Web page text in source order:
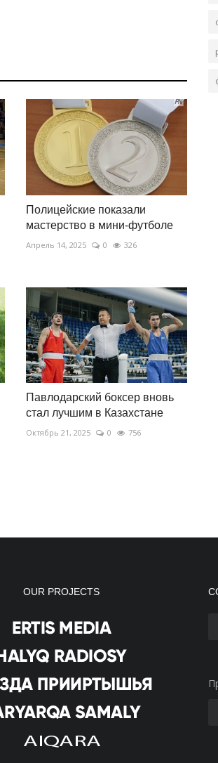
Полицейские показали
мастерство в мини-футболе
Апрель 14, 2025 0 326
Павлодарский боксер вновь
стал лучшим в Казахстане
Октябрь 21, 2025 0 756
OUR PROJECTS